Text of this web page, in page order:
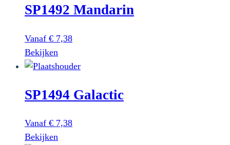
worden
op
de
meerdere
Deze
kan
worden
op
de
SP1492 Mandarin
Vanaf € 7,38
Bekijken
product
meerdere
Deze
SP1494 Galactic
Vanaf € 7,38
Bekijken